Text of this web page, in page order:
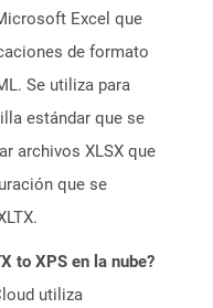
Excel que
de formato
Se utiliza para
estándar que se
archivos XLSX que
que se
to XPS en la nube?
utiliza